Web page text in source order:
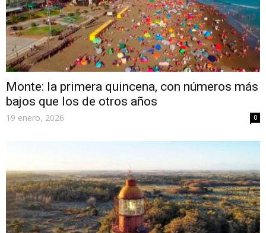
Monte: la primera quincena, con números más
bajos que los de otros años
19 enero, 2026 0